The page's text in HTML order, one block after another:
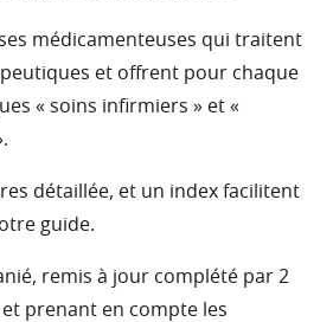
médicamenteuses qui traitent
et offrent pour chaque
« soins infirmiers » et «
détaillée, et un index facilitent
guide.
remis à jour complété par 2
prenant en compte les